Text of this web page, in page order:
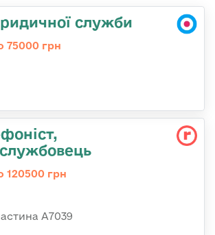
служби
75000 грн
120500 грн
А7039